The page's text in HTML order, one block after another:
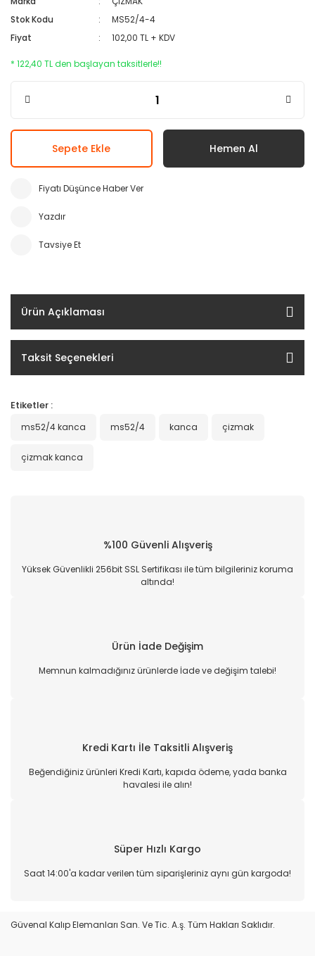
Stok Kodu
MS52/4-4
Fiyat
102,00 TL + KDV
* 122,40 TL den başlayan taksitlerle!!
Sepete Ekle Hemen Al
Fiyatı Düşünce Haber Ver
Yazdır
Tavsiye Et
Ürün Açıklaması
Taksit Seçenekleri
Etiketler :
ms52/4 kanca ms52/4 kanca çizmak
çizmak kanca
%100 Güvenli Alışveriş
Yüksek Güvenlikli 256bit SSL Sertifikası ile tüm bilgileriniz koruma
altında!
Ürün İade Değişim
Memnun kalmadığınız ürünlerde İade ve değişim talebi!
Kredi Kartı İle Taksitli Alışveriş
Beğendiğiniz ürünleri Kredi Kartı, kapıda ödeme, yada banka
havalesi ile alın!
Süper Hızlı Kargo
Saat 14:00'a kadar verilen tüm siparişleriniz aynı gün kargoda!
Güvenal Kalıp Elemanları San. Ve Tic. A.ş. Tüm Hakları Saklıdır.